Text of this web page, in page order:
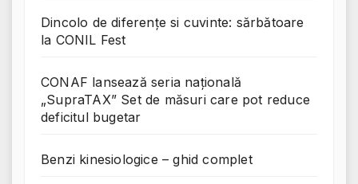
Dincolo de diferențe si cuvinte: sărbătoare
la CONIL Fest
CONAF lansează seria națională
„SupraTAX” Set de măsuri care pot reduce
deficitul bugetar
Benzi kinesiologice – ghid complet